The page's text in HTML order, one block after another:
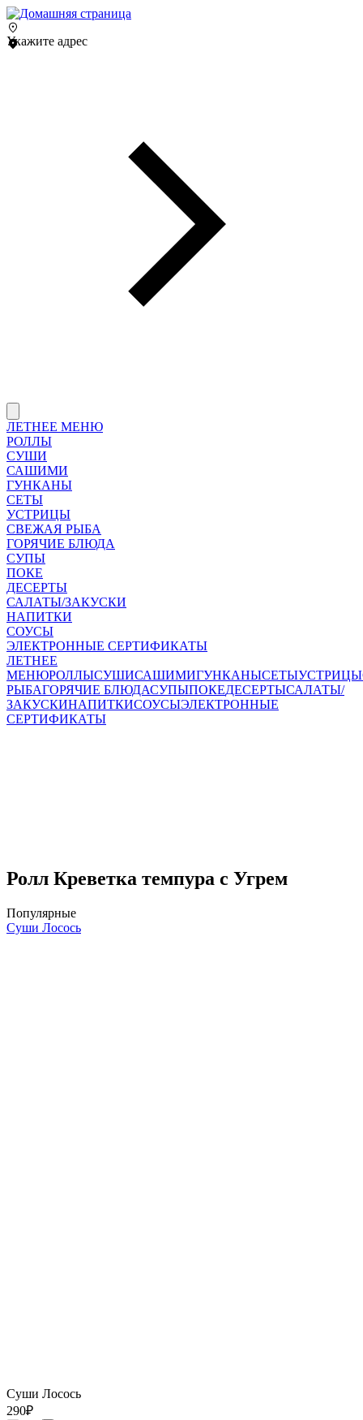
Укажите адрес
ЛЕТНЕЕ МЕНЮ
РОЛЛЫ
СУШИ
САШИМИ
ГУНКАНЫ
СЕТЫ
УСТРИЦЫ
СВЕЖАЯ РЫБА
ГОРЯЧИЕ БЛЮДА
СУПЫ
ПОКЕ
ДЕСЕРТЫ
САЛАТЫ/ЗАКУСКИ
НАПИТКИ
СОУСЫ
ЭЛЕКТРОННЫЕ СЕРТИФИКАТЫ
ЛЕТНЕЕ
МЕНЮРОЛЛЫСУШИСАШИМИГУНКАНЫСЕТЫУСТРИЦЫ
РЫБАГОРЯЧИЕ БЛЮДАСУПЫПОКЕДЕСЕРТЫСАЛАТЫ/
ЗАКУСКИНАПИТКИСОУСЫЭЛЕКТРОННЫЕ
СЕРТИФИКАТЫ
Ролл Креветка темпура с Угрем
Популярные
Суши Лосось
Суши Лосось
290₽